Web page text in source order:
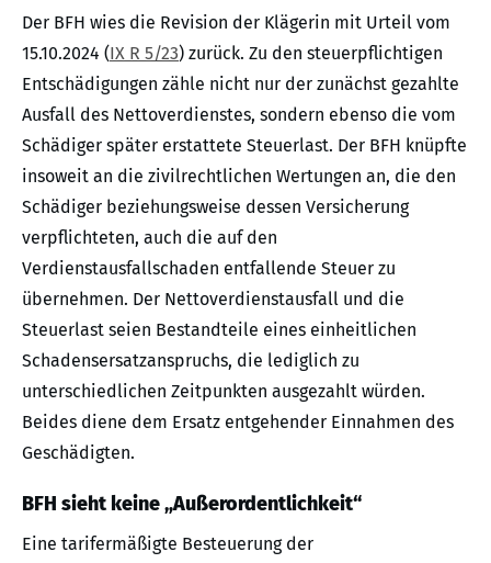
Der BFH wies die Revision der Klägerin mit Urteil vom
15.10.2024 (IX R 5/23) zurück. Zu den steuerpflichtigen
Entschädigungen zähle nicht nur der zunächst gezahlte
Ausfall des Nettoverdienstes, sondern ebenso die vom
Schädiger später erstattete Steuerlast. Der BFH knüpfte
insoweit an die zivilrechtlichen Wertungen an, die den
Schädiger beziehungsweise dessen Versicherung
verpflichteten, auch die auf den
Verdienstausfallschaden entfallende Steuer zu
übernehmen. Der Nettoverdienstausfall und die
Steuerlast seien Bestandteile eines einheitlichen
Schadensersatzanspruchs, die lediglich zu
unterschiedlichen Zeitpunkten ausgezahlt würden.
Beides diene dem Ersatz entgehender Einnahmen des
Geschädigten.
BFH sieht keine „Außerordentlichkeit“
Eine tarifermäßigte Besteuerung der